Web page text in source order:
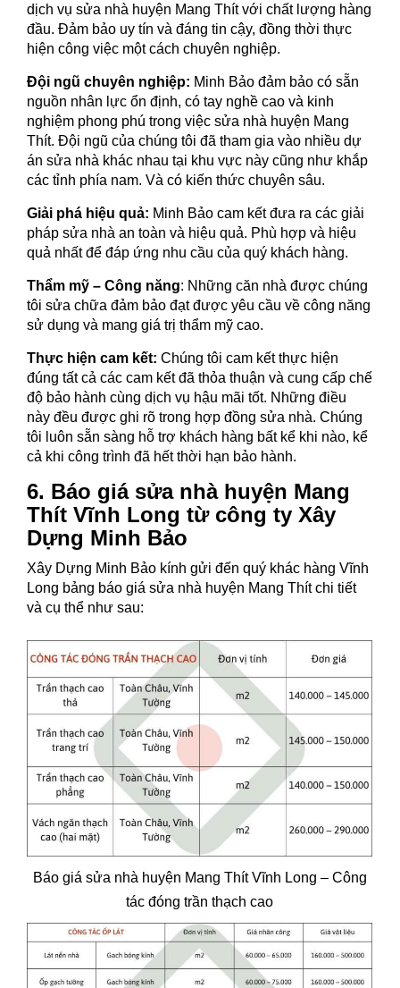
dịch vụ sửa nhà huyện Mang Thít với chất lượng hàng
đầu. Đảm bảo uy tín và đáng tin cậy, đồng thời thực
hiện công việc một cách chuyên nghiệp.
Đội ngũ chuyên nghiệp: Minh Bảo đảm bảo có sẵn
nguồn nhân lực ổn định, có tay nghề cao và kinh
nghiệm phong phú trong việc sửa nhà huyện Mang
Thít. Đội ngũ của chúng tôi đã tham gia vào nhiều dự
án sửa nhà khác nhau tại khu vực này cũng như khắp
các tỉnh phía nam. Và có kiến thức chuyên sâu.
Giải phá hiệu quả: Minh Bảo cam kết đưa ra các giải
pháp sửa nhà an toàn và hiệu quả. Phù hợp và hiệu
quả nhất để đáp ứng nhu cầu của quý khách hàng.
Thẩm mỹ – Công năng: Những căn nhà được chúng
tôi sửa chữa đảm bảo đạt được yêu cầu về công năng
sử dụng và mang giá trị thẩm mỹ cao.
Thực hiện cam kết: Chúng tôi cam kết thực hiện
đúng tất cả các cam kết đã thỏa thuận và cung cấp chế
độ bảo hành cùng dịch vụ hậu mãi tốt. Những điều
này đều được ghi rõ trong hợp đồng sửa nhà. Chúng
tôi luôn sẵn sàng hỗ trợ khách hàng bất kể khi nào, kể
cả khi công trình đã hết thời hạn bảo hành.
6. Báo giá sửa nhà huyện Mang
Thít Vĩnh Long từ công ty Xây
Dựng Minh Bảo
Xây Dựng Minh Bảo kính gửi đến quý khác hàng Vĩnh
Long bảng báo giá sửa nhà huyện Mang Thít chi tiết
và cụ thể như sau:
Báo giá sửa nhà huyện Mang Thít Vĩnh Long – Công
tác đóng trần thạch cao